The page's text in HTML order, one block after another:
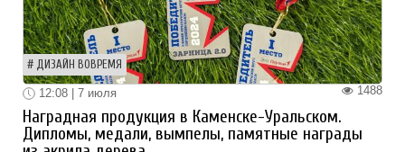
ДИЗАЙН ВОВРЕМЯ
1488
12:08 | 7 июля
Наградная продукция в Каменске-Уральском.
Дипломы, медали, вымпелы, памятные награды